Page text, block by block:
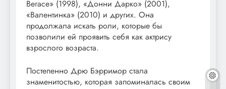
Вегасе» (1998), «Донни Дарко» (2001),
«Валентинка» (2010) и других. Она
продолжала искать роли, которые бы
позволили ей проявить себя как актрису
взрослого возраста.
Постепенно Дрю Бэрримор стала
знаменитостью, которая запоминалась своим